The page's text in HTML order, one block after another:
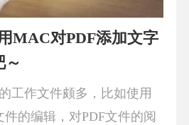
MAC对PDF添加文字
～
工作文件颇多，比如使用
的编辑，对PDF文件的阅